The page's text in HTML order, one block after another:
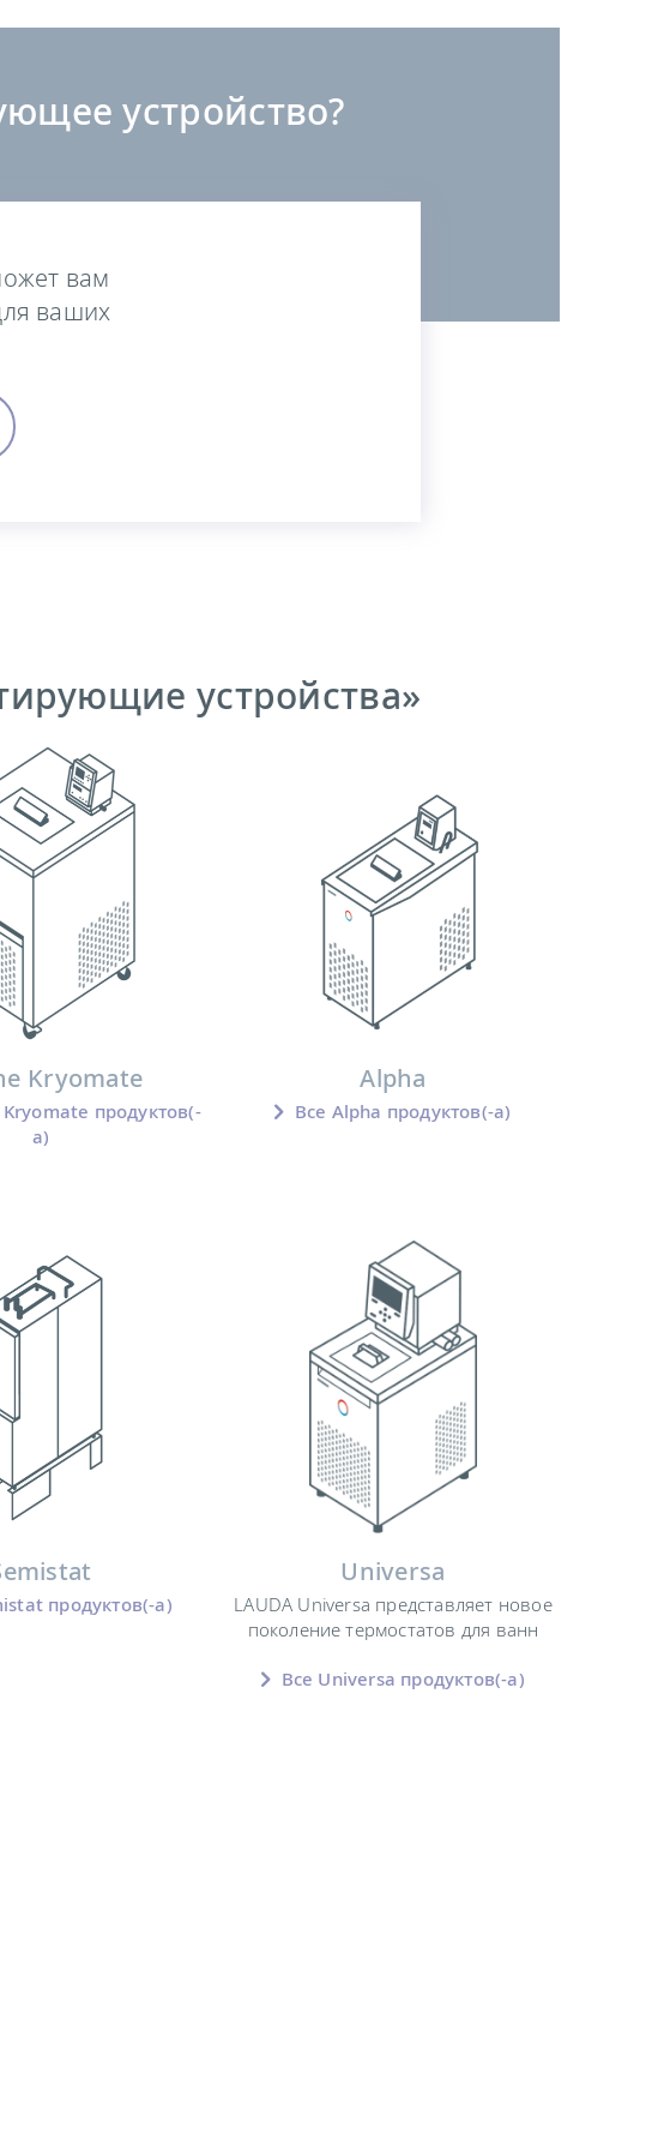
устройство?
вам
ваших
устройства»
Kryomate
продуктов(-
а)
Alpha
Все Alpha продуктов(-а)
продуктов(-а)
Universa
LAUDA Universa представляет новое
поколение термостатов для ванн
Все Universa продуктов(-а)